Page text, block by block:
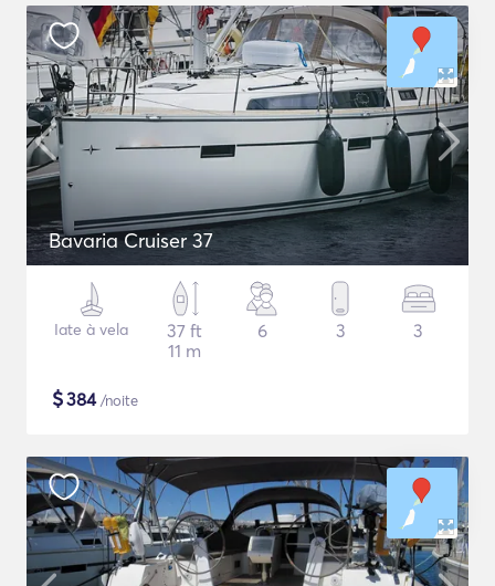
Bavaria Cruiser 37
Iate à vela
37 ft
11 m
6 3 3
$384/noite